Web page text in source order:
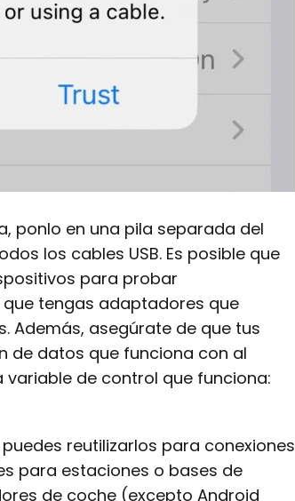
ponlo en una pila separada del
los cables USB. Es posible que
para probar
tengas adaptadores que
Además, asegúrate de que tus
de datos que funciona con al
de control que funciona:
reutilizarlos para conexiones
para estaciones o bases de
de coche (excepto Android